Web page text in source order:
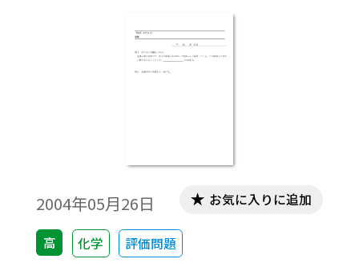
2004年05月26日
高 化学 評価問題
お気に入りに追加